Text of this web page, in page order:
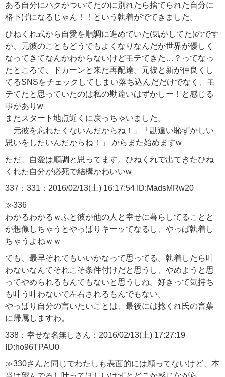
ある自分にハクがついてたのに別れたら捨てられた自分に
格下げになるじゃん！！という執着がでてきました。
ひねくれ式から自愛を順調に進めていた(気がしてた)のです
が、元彼のこともどうでもよくなりなんだか世界が優しく
なってきてなんかわからないけどモテてきた…？ってなっ
たところで、ドカーンと来た再配達。元彼と新が仲良くし
てるSNSをチェックしてしまい落ち込んだだけでなく、モ
テてたと思っていたのは私の勘違いはずかしー！と感じる
事がありw
またスタート地点近くに戻っちゃいました。
「元彼を忘れたくないんだからね！」「勘違い恥ずかしい
思いをしたいんだからね！」 からまた始めますw
ただ、自愛は順調と思ってます。ひねくれで出てきたひね
くれた自分が必死で結構かわいいw
337：331：2016/02/13(土) 16:17:54 ID:MadsMRw20
≫336
わかるわかるｗふと彼が他の人と幸せに暮らしてることと
か想像しちゃうとやっぱりキーッてなるし、やっぱ執着し
ちゃうよねｗｗ
でも、最早それでもいいかなって思ってる。執着したら叶
わないなんてそれこそ条件付けだと思うし、やめようと思
ってやめられるもんでもないと思うしね。好きって気持ち
も叶う叶わないで左右されるもんでもない。
やっぱり自分の言いたいことは、最後には捻くれ氏の言葉
に帰属しますわ。
338：幸せな名無しさん：2016/02/13(土) 17:27:19
ID:ho96TPAU0
≫330さんと同じでわたしも表面的には願ってないけど、本